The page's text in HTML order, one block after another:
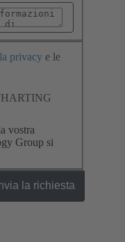
privacy e le
vostra
Group si
la richiesta